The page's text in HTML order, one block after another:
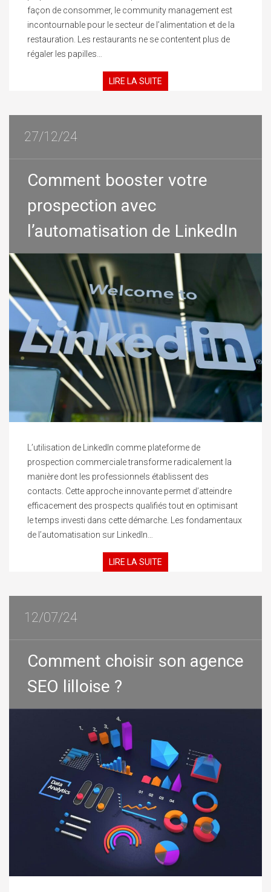
façon de consommer, le community management est
incontournable pour le secteur de l’alimentation et de la
restauration. Les restaurants ne se contentent plus de
régaler les papilles…
LIRE LA SUITE
27/12/24
Comment booster votre
prospection avec
l’automatisation de LinkedIn
L’utilisation de LinkedIn comme plateforme de
prospection commerciale transforme radicalement la
manière dont les professionnels établissent des
contacts. Cette approche innovante permet d’atteindre
efficacement des prospects qualifiés tout en optimisant
le temps investi dans cette démarche. Les fondamentaux
de l’automatisation sur LinkedIn…
LIRE LA SUITE
12/07/24
Comment choisir son agence
SEO lilloise ?